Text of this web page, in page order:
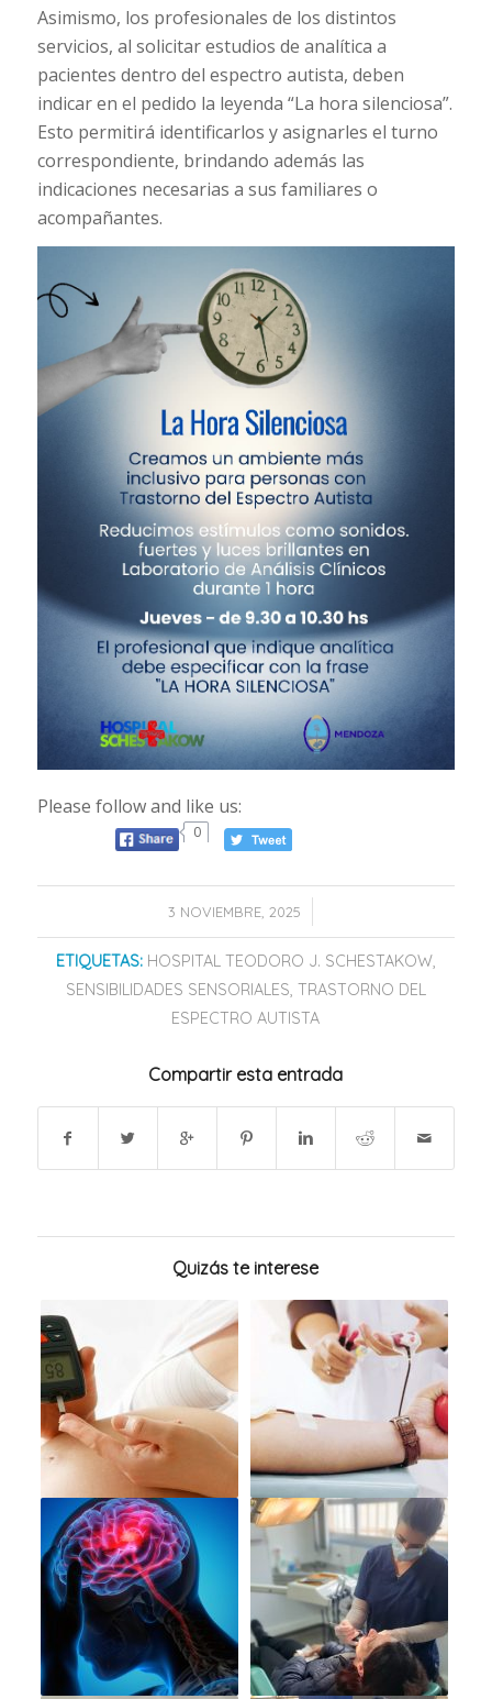
Asimismo, los profesionales de los distintos
servicios, al solicitar estudios de analítica a
pacientes dentro del espectro autista, deben
indicar en el pedido la leyenda “La hora silenciosa”.
Esto permitirá identificarlos y asignarles el turno
correspondiente, brindando además las
indicaciones necesarias a sus familiares o
acompañantes.
Please follow and like us:
0
3 NOVIEMBRE, 2025
/
ETIQUETAS: HOSPITAL TEODORO J. SCHESTAKOW,
SENSIBILIDADES SENSORIALES, TRASTORNO DEL
ESPECTRO AUTISTA
Compartir esta entrada
Quizás te interese